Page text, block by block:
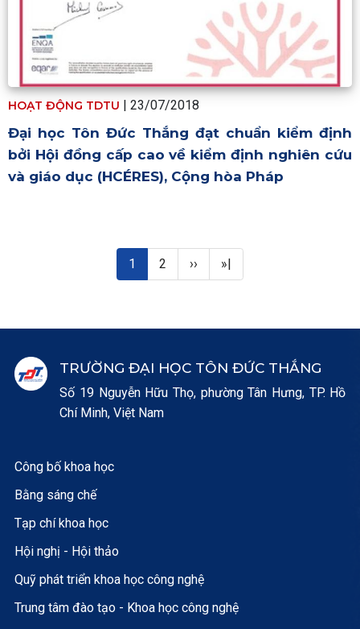
HOẠT ĐỘNG TDTU | 23/07/2018
Đại học Tôn Đức Thắng đạt chuẩn kiểm định
bởi Hội đồng cấp cao về kiểm định nghiên cứu
và giáo dục (HCÉRES), Cộng hòa Pháp
Trang hiện thời
1 Trang
2 Next page
›› Last page
»|
TRƯỜNG ĐẠI HỌC TÔN ĐỨC THẮNG
Số 19 Nguyễn Hữu Thọ, phường Tân Hưng, TP. Hồ
Chí Minh, Việt Nam
Công bố khoa học
Bằng sáng chế
Tạp chí khoa học
Hội nghị - Hội thảo
Quỹ phát triển khoa học công nghệ
Trung tâm đào tạo - Khoa học công nghệ